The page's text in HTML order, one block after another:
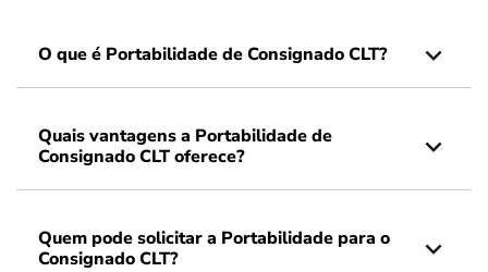
O que é Portabilidade de Consignado CLT?
Quais vantagens a Portabilidade de
Consignado CLT oferece?
Quem pode solicitar a Portabilidade para o
Consignado CLT?